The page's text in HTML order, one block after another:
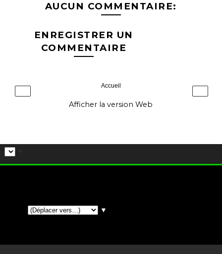
AUCUN COMMENTAIRE:
ENREGISTRER UN
COMMENTAIRE
‹ ›
Accueil
Afficher la version Web
▼